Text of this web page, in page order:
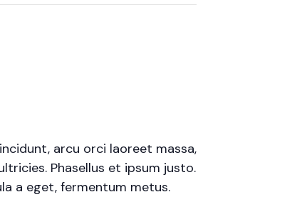
arcu orci laoreet massa,
Phasellus et ipsum justo.
a eget, fermentum metus.